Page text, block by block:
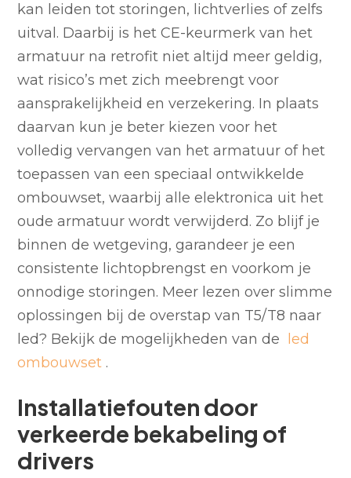
kan leiden tot storingen, lichtverlies of zelfs
uitval. Daarbij is het CE-keurmerk van het
armatuur na retrofit niet altijd meer geldig,
wat risico’s met zich meebrengt voor
aansprakelijkheid en verzekering. In plaats
daarvan kun je beter kiezen voor het
volledig vervangen van het armatuur of het
toepassen van een speciaal ontwikkelde
ombouwset, waarbij alle elektronica uit het
oude armatuur wordt verwijderd. Zo blijf je
binnen de wetgeving, garandeer je een
consistente lichtopbrengst en voorkom je
onnodige storingen. Meer lezen over slimme
oplossingen bij de overstap van T5/T8 naar
led? Bekijk de mogelijkheden van de
led
ombouwset .
Installatiefouten door
verkeerde bekabeling of
drivers